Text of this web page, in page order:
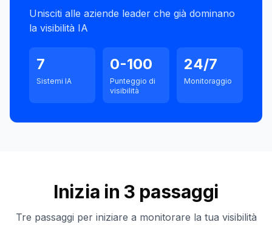
Unisciti alle aziende leader che già dominano
la visibilità IA
7
Sistemi IA
0-100
Punteggio di
visibilità
24/7
Monitoraggio
Inizia in 3 passaggi
Tre passaggi per iniziare a monitorare la tua visibilità